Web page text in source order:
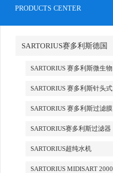
PRODUCTS CENTER
SARTORIUS赛多利斯德国
SARTORIUS 赛多利斯微生物
SARTORIUS 赛多利斯针头式
SARTORIUS 赛多利斯过滤膜
SARTORIUS赛多利斯过滤器
SARTORIUS超纯水机
SARTORIUS MIDISART 2000